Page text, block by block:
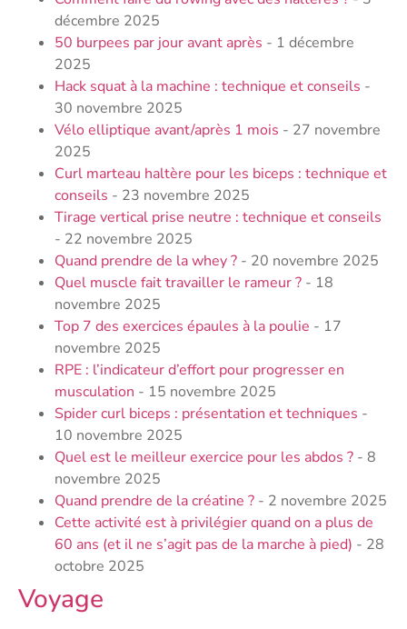
décembre 2025
50 burpees par jour avant après - 1 décembre
2025
Hack squat à la machine : technique et conseils -
30 novembre 2025
Vélo elliptique avant/après 1 mois - 27 novembre
2025
Curl marteau haltère pour les biceps : technique et
conseils - 23 novembre 2025
Tirage vertical prise neutre : technique et conseils
- 22 novembre 2025
Quand prendre de la whey ? - 20 novembre 2025
Quel muscle fait travailler le rameur ? - 18
novembre 2025
Top 7 des exercices épaules à la poulie - 17
novembre 2025
RPE : l’indicateur d’effort pour progresser en
musculation - 15 novembre 2025
Spider curl biceps : présentation et techniques -
10 novembre 2025
Quel est le meilleur exercice pour les abdos ? - 8
novembre 2025
Quand prendre de la créatine ? - 2 novembre 2025
Cette activité est à privilégier quand on a plus de
60 ans (et il ne s’agit pas de la marche à pied) - 28
octobre 2025
Voyage